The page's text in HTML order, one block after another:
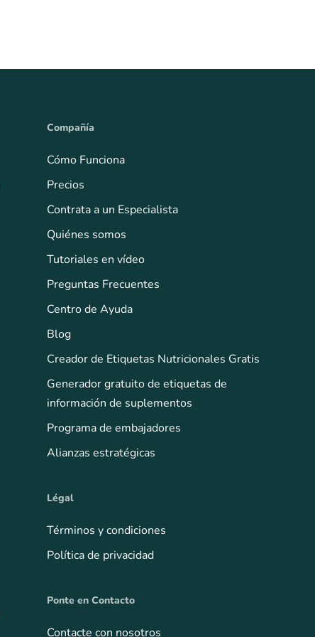
Compañía
Cómo Funciona
Precios
Contrata a un Especialista
Quiénes somos
Tutoriales en vídeo
Preguntas Frecuentes
Centro de Ayuda
Blog
Creador de Etiquetas Nutricionales Gratis
Generador gratuito de etiquetas de
información de suplementos
Programa de embajadores
Alianzas estratégicas
Légal
Términos y condiciones
Política de privacidad
Ponte en Contacto
Contacte con nosotros